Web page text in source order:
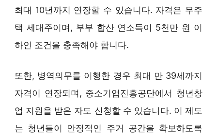
최대 10년까지 연장할 수 있습니다. 자격은 무주
택 세대주이며, 부부 합산 연소득이 5천만 원 이
하인 조건을 충족해야 합니다.
또한, 병역의무를 이행한 경우 최대 만 39세까지
자격이 연장되며, 중소기업진흥공단에서 청년창
업 지원을 받은 자도 신청할 수 있습니다. 이 제도
는 청년들이 안정적인 주거 공간을 확보하도록